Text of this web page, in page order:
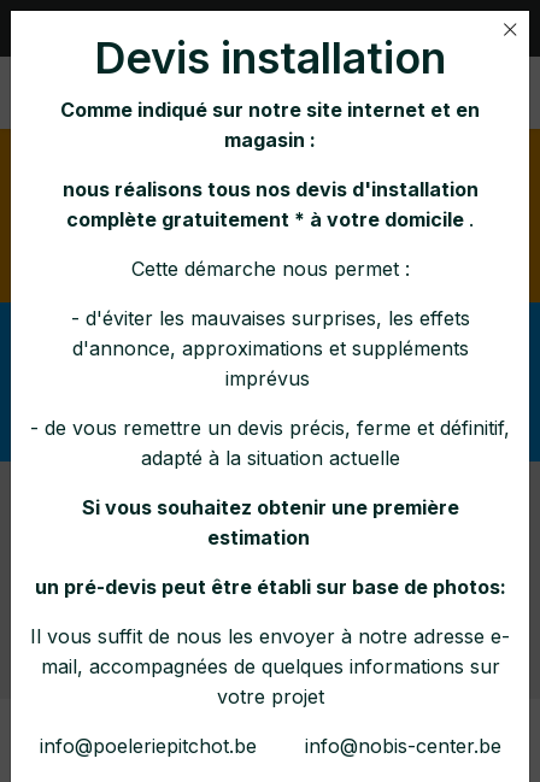
lundi mardi mercredi vendredi : 10h-
16h jeudi : 10h-12h 14h-16h samedi : 10h-15h
Pendant la canicule : fermé à 14h en semaine et le
Afin d'éviter tout malentendu lors de vos demandes,
pouvez-voussvp vérifier(dans la rubrique Services
: SAV, entretiens, pose)ce que nous réalisons (ou
pas) comme interventions et dans quelle zone.
Actualités, Promos &
Conseils
Home Blog Actions Spéciales
Devis installation
Comme indiqué sur notre site internet et en
magasin :
nous réalisons tous nos devis d'installation
complète gratuitement * à votre domicile .
Cette démarche nous permet :
- d'éviter les mauvaises surprises, les effets
d'annonce, approximations et suppléments
imprévus
- de vous remettre un devis précis, ferme et définitif,
adapté à la situation actuelle
Si vous souhaitez obtenir une première
estimation
un pré-devis peut être établi sur base de photos:
Il vous suffit de nous les envoyer à notre adresse e-
mail, accompagnées de quelques informations sur
votre projet
info@poeleriepitchot.be info@nobis-center.be